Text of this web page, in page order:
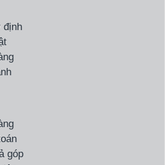
định
góp